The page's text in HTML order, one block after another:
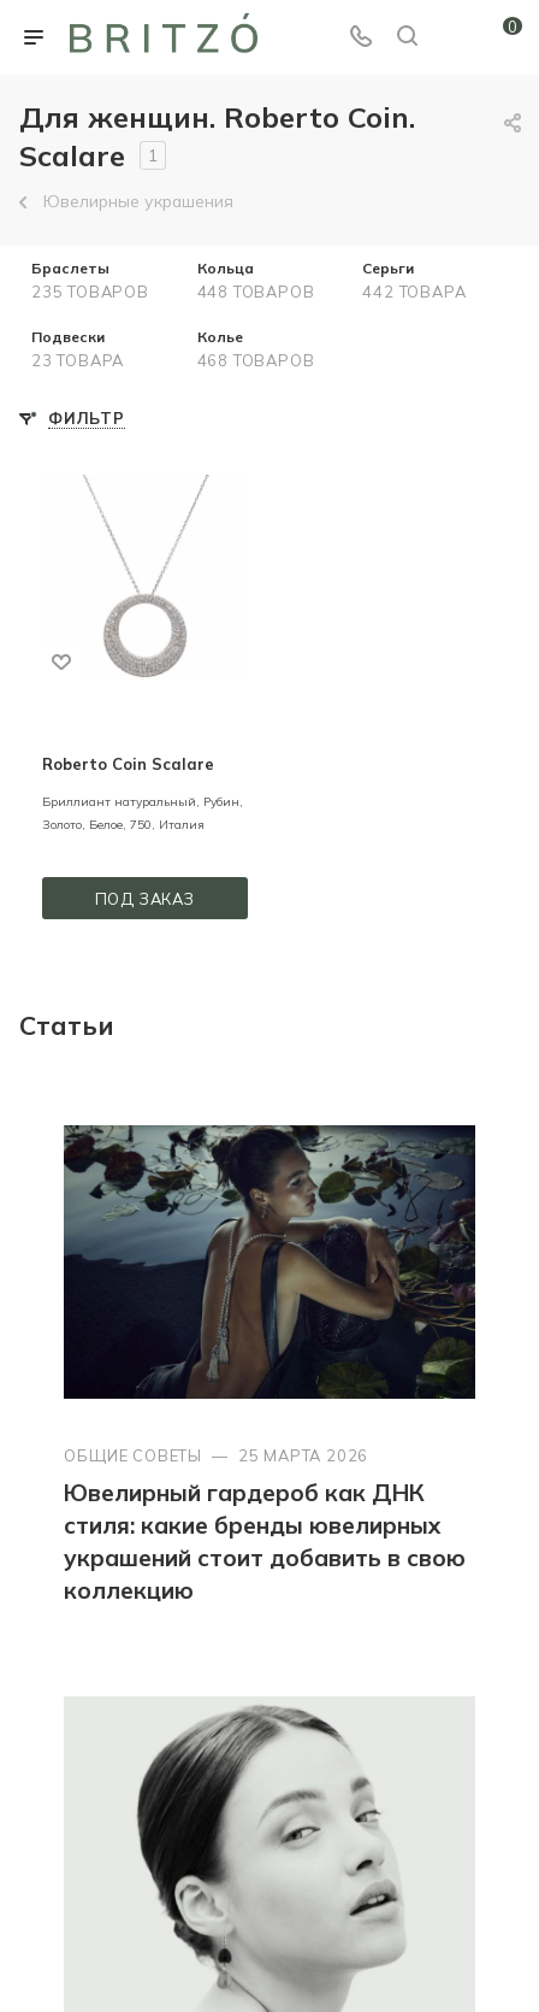
0
Для женщин. Roberto Coin.
Scalare
1
Ювелирные украшения
Браслеты
235 ТОВАРОВ
Кольца
448 ТОВАРОВ
Серьги
442 ТОВАРА
Подвески
23 ТОВАРА
Колье
468 ТОВАРОВ
ФИЛЬТР
Roberto Coin Scalare
Бриллиант натуральный, Рубин,
Золото, Белое, 750, Италия
ПОД ЗАКАЗ
Статьи
ОБЩИЕ СОВЕТЫ — 25 МАРТА 2026
Ювелирный гардероб как ДНК
стиля: какие бренды ювелирных
украшений стоит добавить в свою
коллекцию